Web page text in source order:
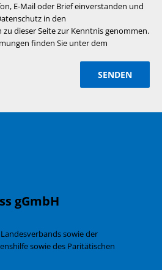
E-Mail oder Brief einverstanden und
in den
dieser Seite zur Kenntnis genommen.
finden Sie unter dem
gGmbH
sowie der
sowie des Paritätischen